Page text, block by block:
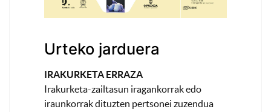
Urteko jarduera
IRAKURKETA ERRAZA
Irakurketa-zailtasun iragankorrak edo
iraunkorrak dituzten pertsonei zuzendua